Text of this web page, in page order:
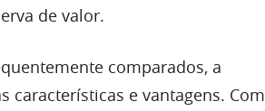
de valor.
comparados, a
características e vantagens. Com